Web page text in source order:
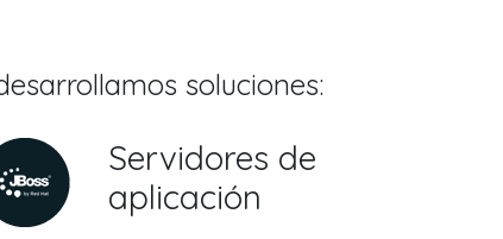
soluciones:
Servidores de
aplicación